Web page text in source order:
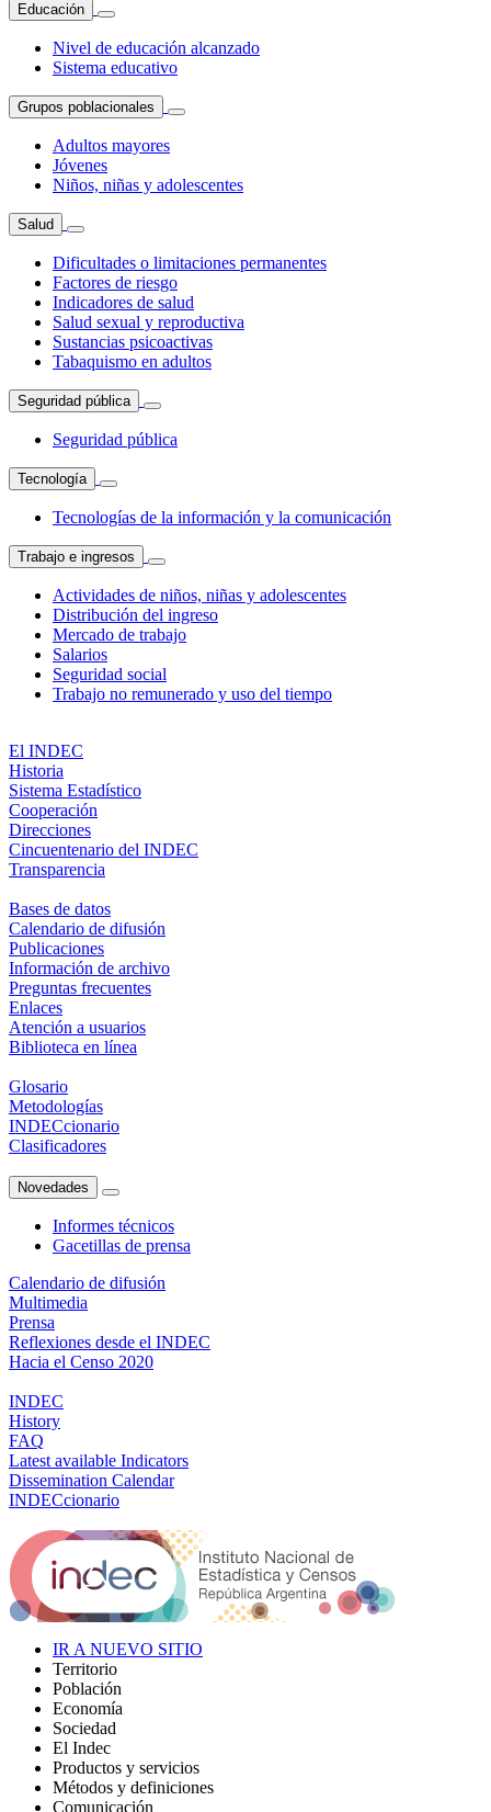
Educación
Nivel de educación alcanzado
Sistema educativo
Grupos poblacionales
Adultos mayores
Jóvenes
Niños, niñas y adolescentes
Salud
Dificultades o limitaciones permanentes
Factores de riesgo
Indicadores de salud
Salud sexual y reproductiva
Sustancias psicoactivas
Tabaquismo en adultos
Seguridad pública
Seguridad pública
Tecnología
Tecnologías de la información y la comunicación
Trabajo e ingresos
Actividades de niños, niñas y adolescentes
Distribución del ingreso
Mercado de trabajo
Salarios
Seguridad social
Trabajo no remunerado y uso del tiempo
El INDEC
Historia
Sistema Estadístico
Cooperación
Direcciones
Cincuentenario del INDEC
Transparencia
Bases de datos
Calendario de difusión
Publicaciones
Información de archivo
Preguntas frecuentes
Enlaces
Atención a usuarios
Biblioteca en línea
Glosario
Metodologías
INDECcionario
Clasificadores
Novedades
Informes técnicos
Gacetillas de prensa
Calendario de difusión
Multimedia
Prensa
Reflexiones desde el INDEC
Hacia el Censo 2020
INDEC
History
FAQ
Latest available Indicators
Dissemination Calendar
INDECcionario
IR A NUEVO SITIO
Territorio
Población
Economía
Sociedad
El Indec
Productos y servicios
Métodos y definiciones
Comunicación